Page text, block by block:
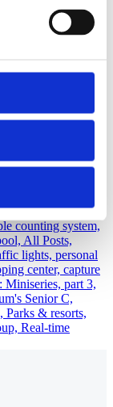
kompromissa
besökare och
counting system,
All Posts,
lights, personal
center, capture
Miniseries, part 3,
Senior C,
Parks & resorts,
Real-time